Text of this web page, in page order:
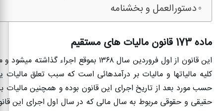
دستورالعمل و بخشنامه
ماده 173 قانون مالیات های مستقیم
این قانون از اول فروردین سال۱۳۶۸ بموقع اجراء گذاشته میشود
کلیه مالیاتها و مالیات بر درآمدهائی است که ‌سبب تعلق
حسب مورد بعد از تاریخ اجرای این قانون بوده و همچنین
حقیقی و حقوقی مربوط به ‌سال مالی که در سال اول اجرای این